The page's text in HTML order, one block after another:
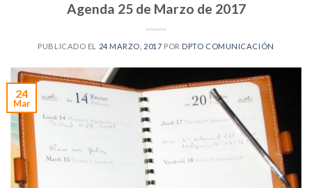
Agenda 25 de Marzo de 2017
PUBLICADO EL 24 MARZO, 2017 POR DPTO COMUNICACIÓN
24
Mar